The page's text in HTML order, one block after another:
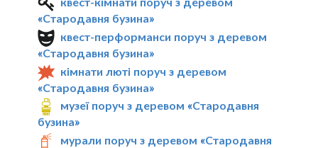
«Стародавня бузина»
квест-перформанси поруч з деревом
«Стародавня бузина»
кімнати люті поруч з деревом
«Стародавня бузина»
музеї поруч з деревом «Стародавня
бузина»
мурали поруч з деревом «Стародавня